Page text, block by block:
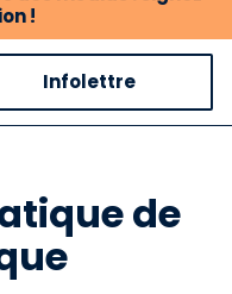
!association
des médias
Notre revue
Boutique
Infolettre
de